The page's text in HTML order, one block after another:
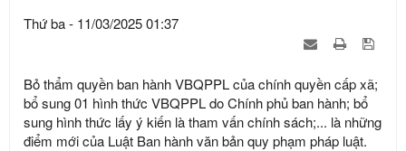
Thứ ba - 11/03/2025 01:37
Bỏ thẩm quyền ban hành VBQPPL của chính quyền cấp xã;
bổ sung 01 hình thức VBQPPL do Chính phủ ban hành; bổ
sung hình thức lấy ý kiến là tham vấn chính sách;... là những
điểm mới của Luật Ban hành văn bản quy phạm pháp luật.